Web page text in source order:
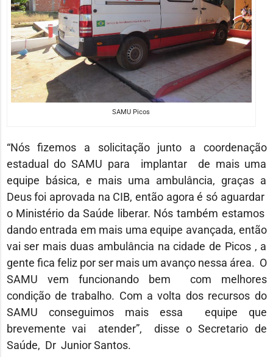
SAMU Picos
“Nós fizemos a solicitação junto a coordenação
estadual do SAMU para implantar de mais uma
equipe básica, e mais uma ambulância, graças a
Deus foi aprovada na CIB, então agora é só aguardar
o Ministério da Saúde liberar. Nós também estamos
dando entrada em mais uma equipe avançada, então
vai ser mais duas ambulância na cidade de Picos , a
gente fica feliz por ser mais um avanço nessa área. O
SAMU vem funcionando bem com melhores
condição de trabalho. Com a volta dos recursos do
SAMU conseguimos mais essa equipe que
brevemente vai atender”, disse o Secretario de
Saúde, Dr Junior Santos.